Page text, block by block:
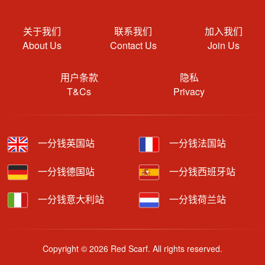
关于我们
About Us
联系我们
Contact Us
加入我们
Join Us
用户条款
T&Cs
隐私
Privacy
一分钱英国站 一分钱法国站
一分钱德国站 一分钱西班牙站
一分钱意大利站 一分钱荷兰站
Copyright © 2026 Red Scarf. All rights reserved.